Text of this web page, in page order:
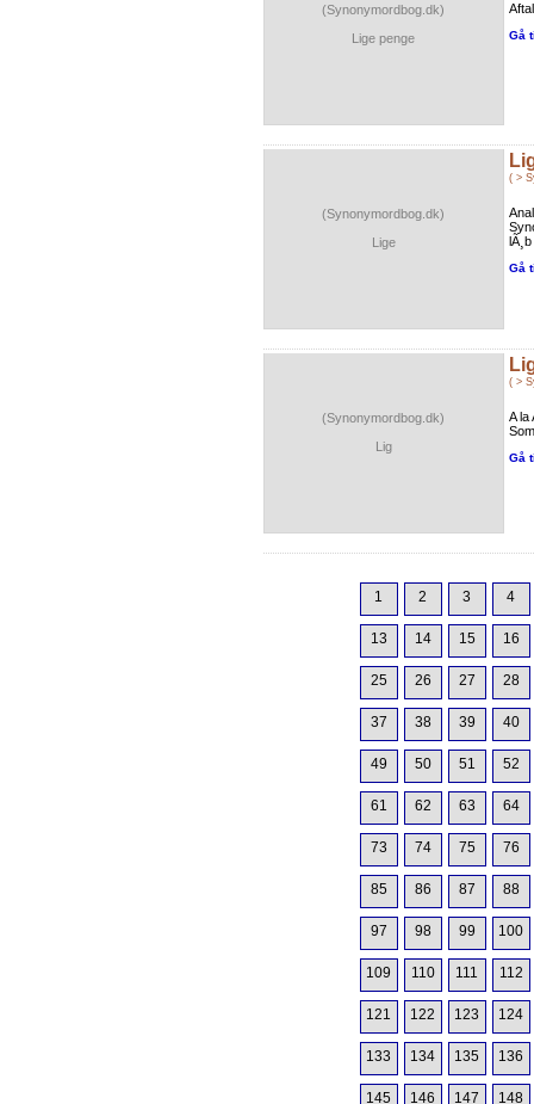
(Synonymordbog.dk)
Lige penge
Gå
(Synonymordbog.dk)
Lige
( >
Gå
(Synonymordbog.dk)
Lig
( >
A la
Gå
1 2 3 4
13 14 15 16
25 26 27 28
37 38 39 40
49 50 51 52
61 62 63 64
73 74 75 76
85 86 87 88
97 98 99 100
109 110 111 112
121 122 123 124
133 134 135 136
145 146 147 148